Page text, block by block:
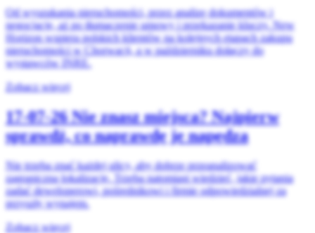
Od wyszukania nieruchomości, przez analizę dokumentów i
negocjacje, aż po tłumaczenie umowy i przekazanie kluczy. New
Horizon wspiera polskich klientów na kolejnych etapach zakupu
nieruchomości w Chorwacji, a w październiku dołączy do
wystawców INRE.
Zobacz więcej
17-07-26Nie znasz miejsca? Najpierw
sprawdź, co naprawdę je napędza
Nie trzeba znać każdej ulicy, aby dobrze przeanalizować
zagraniczną lokalizację. Trzeba natomiast wiedzieć, jakie pytania
zadać deweloperowi, pośrednikowi i firmie odpowiedzialnej za
przyszły wynajem.
Zobacz więcej